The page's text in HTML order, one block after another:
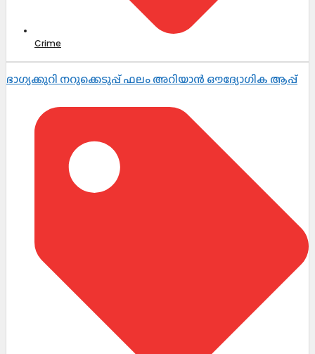
Crime
ഭാഗ്യക്കുറി നറുക്കെടുപ്പ് ഫലം അറിയാൻ ഔദ്യോഗിക ആപ്പ്